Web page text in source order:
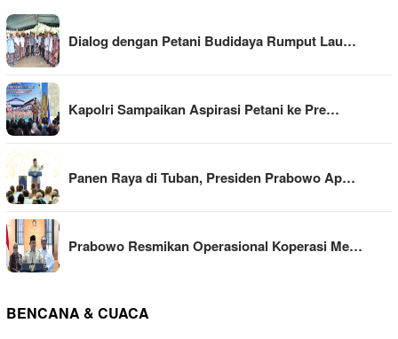
Dialog dengan Petani Budidaya Rumput Lau…
Kapolri Sampaikan Aspirasi Petani ke Pre…
Panen Raya di Tuban, Presiden Prabowo Ap…
Prabowo Resmikan Operasional Koperasi Me…
BENCANA & CUACA